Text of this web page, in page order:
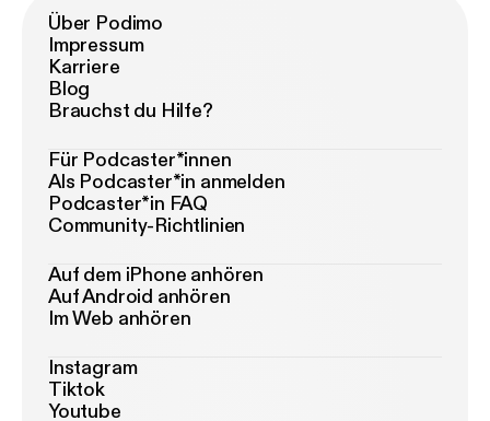
Über Podimo
Impressum
Karriere
Blog
Brauchst du Hilfe?
Für Podcaster*innen
Als Podcaster*in anmelden
Podcaster*in FAQ
Community-Richtlinien
Auf dem iPhone anhören
Auf Android anhören
Im Web anhören
Instagram
Tiktok
Youtube